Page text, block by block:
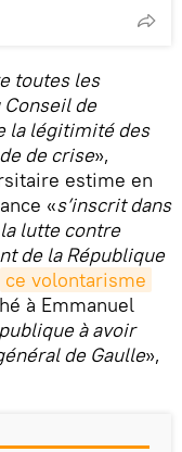
toutes les
de
la légitimité des
de crise»,
estime en
«s’inscrit dans
lutte contre
de la République
ce volontarisme
à Emmanuel
à avoir
de Gaulle»,